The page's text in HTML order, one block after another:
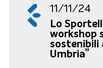
11/11/24
Lo
workshop
sostenibili
Umbria”